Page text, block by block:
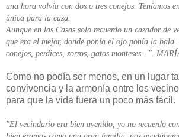
una hora volvía con dos o tres conejos. Teníamos
única para la caza.
Aunque en las Casas solo recuerdo un cazador de
que era el mejor, donde ponía el ojo ponía la bala.
conejos, perdices, zorros, gatos monteses...".
Como no podía ser menos, en un lugar
convivencia y la armonía entre los
para que la vida fuera un poco más fácil.
"El vecindario era bien avenido, yo no recuerdo